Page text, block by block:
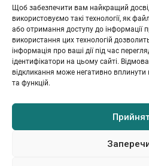
Щоб забезпечити вам найкращий
використовуємо такі технології, як
або отримання доступу до інформації
використання цих технологій
інформація про ваші дії під час
ідентифікатори на цьому сайті.
відкликання може негативно
та функцій.
розвивати ферму з упевненістю
ТОВ Пантерея
ЄДРПОУ 46213847
76018, Україна, Івано-
обл., місто Івано-Франківськ,
будинок 23
Каталог
Умови та положення
Політика